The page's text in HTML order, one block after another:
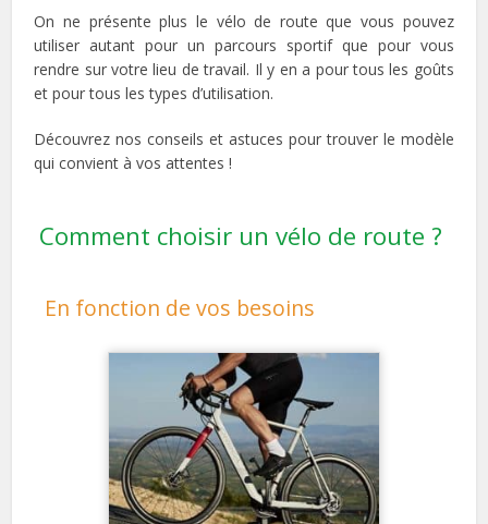
On ne présente plus le vélo de route que vous pouvez
utiliser autant pour un parcours sportif que pour vous
rendre sur votre lieu de travail. Il y en a pour tous les goûts
et pour tous les types d’utilisation.
Découvrez nos conseils et astuces pour trouver le modèle
qui convient à vos attentes !
Comment choisir un vélo de route ?
En fonction de vos besoins